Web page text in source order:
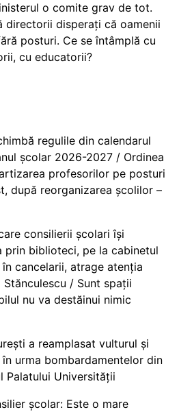
o comite grav de tot.
directorii disperați că oamenii
posturi. Ce se întâmplă cu
cu educatorii?
regulile din calendarul
școlar 2026-2027 / Ordinea
profesorilor pe posturi
după reorganizarea școlilor –
consilierii școlari își
prin biblioteci, pe la cabinetul
cancelarii, atrage atenția
/ Sunt spații
nu va destăinui nimic
a reamplasat vulturul și
urma bombardamentelor din
Palatului Universității
școlar: Este o mare